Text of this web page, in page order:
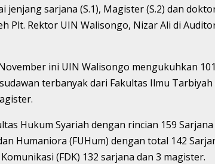
jenjang sarjana (S.1), Magister (S.2) dan
Plt. Rektor UIN Walisongo, Nizar Ali di
ini UIN Walisongo mengukuhkan
terbanyak dari Fakultas Ilmu
Hukum Syariah dengan rincian 159
Humaniora (FUHum) dengan total 142
(FDK) 132 sarjana dan 3 magister.